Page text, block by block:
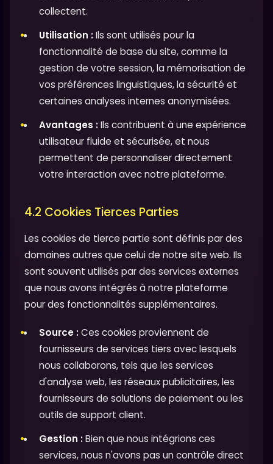
collectent.
Utilisation :Ils sont utilisés pour la
fonctionnalité de base du site, comme la
gestion de votre session, la mémorisation de
vos préférences linguistiques, la sécurité et
certaines analyses internes anonymisées.
Avantages :Ils contribuent à une expérience
utilisateur fluide et sécurisée, et nous
permettent de personnaliser directement
votre interaction avec notre plateforme.
4.2 Cookies Tierces Parties
Les cookies de tierce partie sont définis par des
domaines autres que celui de notre site web. Ils
sont souvent utilisés par des services externes
que nous avons intégrés à notre plateforme
pour des fonctionnalités supplémentaires.
Source :Ces cookies proviennent de
fournisseurs de services tiers avec lesquels
nous collaborons, tels que les services
d'analyse web, les réseaux publicitaires, les
fournisseurs de solutions de paiement ou les
outils de support client.
Gestion :Bien que nous intégrions ces
services, nous n'avons pas un contrôle direct